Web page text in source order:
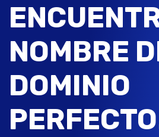
NOMBRE
DOMINIO